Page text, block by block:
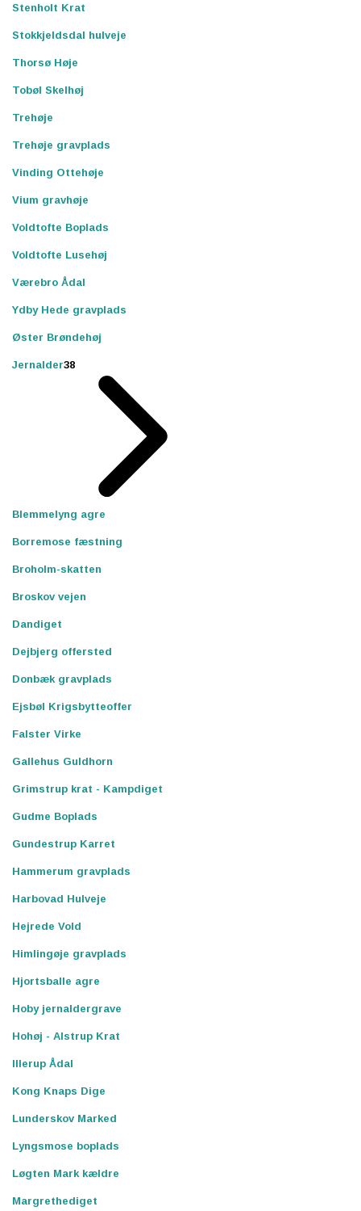
Stenholt Krat
Stokkjeldsdal hulveje
Thorsø Høje
Tobøl Skelhøj
Trehøje
Trehøje gravplads
Vinding Ottehøje
Vium gravhøje
Voldtofte Boplads
Voldtofte Lusehøj
Værebro Ådal
Ydby Hede gravplads
Øster Brøndehøj
Jernalder38
Blemmelyng agre
Borremose fæstning
Broholm-skatten
Broskov vejen
Dandiget
Dejbjerg offersted
Donbæk gravplads
Ejsbøl Krigsbytteoffer
Falster Virke
Gallehus Guldhorn
Grimstrup krat - Kampdiget
Gudme Boplads
Gundestrup Karret
Hammerum gravplads
Harbovad Hulveje
Hejrede Vold
Himlingøje gravplads
Hjortsballe agre
Hoby jernaldergrave
Hohøj - Alstrup Krat
Illerup Ådal
Kong Knaps Dige
Lunderskov Marked
Lyngsmose boplads
Løgten Mark kældre
Margrethediget